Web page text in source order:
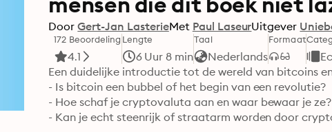
Door Gert-Jan LasterieMet Paul LaseurUitgever
172 Beoordeling
4.1
Lengte
6 Uur 8 min
Taal
Nederlands
Formaat
Een duidelijke introductie tot de wereld van bitcoins
- Is bitcoin een bubbel of het begin van een revolutie?
- Hoe schaf je cryptovaluta aan en waar bewaar je ze?
- Kan je echt steenrijk of straatarm worden door